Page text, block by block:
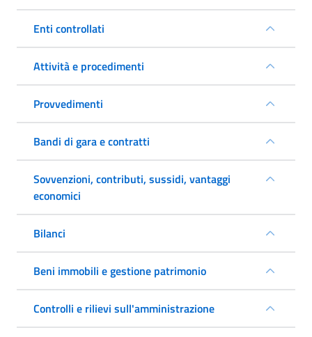
Enti controllati
Attività e procedimenti
Provvedimenti
Bandi di gara e contratti
Sovvenzioni, contributi, sussidi, vantaggi
economici
Bilanci
Beni immobili e gestione patrimonio
Controlli e rilievi sull'amministrazione